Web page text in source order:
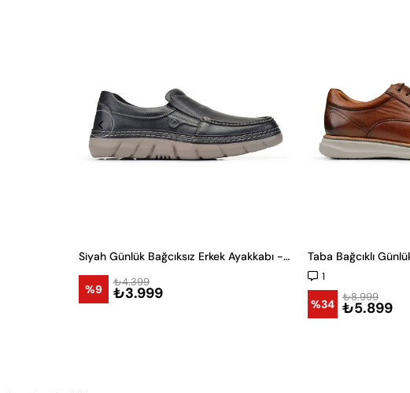
Siyah Günlük Bağcıksız Erkek Ayakkabı -24121-
%9 ₺3.999
₺4.399
Taba Bağcıklı
1
%34 ₺5.899
₺8.999